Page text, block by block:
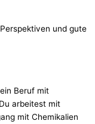
und gute
Beruf mit
arbeitest mit
mit Chemikalien